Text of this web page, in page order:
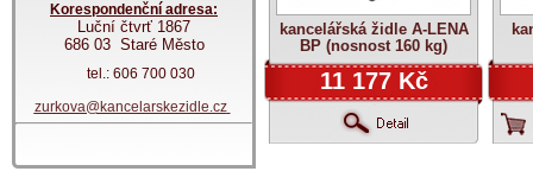
Korespondenční adresa:
Luční čtvrť 1867
686 03 Staré Město
tel.: 606 700 030
zurkova@kancelarskezidle.cz
kancelářská židle A-LENA
BP (nosnost 160 kg)
11 177 Kč